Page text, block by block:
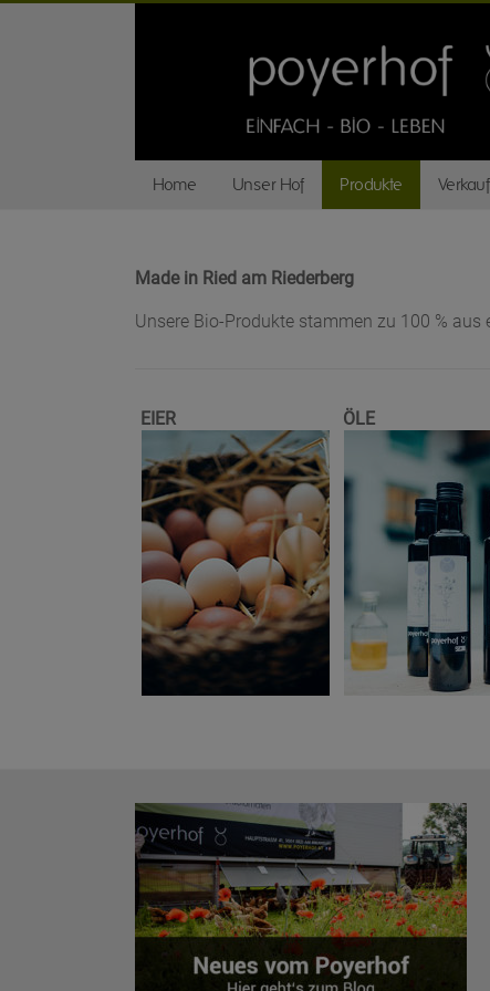
Home Unser Hof Produkte Verkauf
Made in Ried am Riederberg
Unsere Bio-Produkte stammen zu 100 %
EIER ÖLE